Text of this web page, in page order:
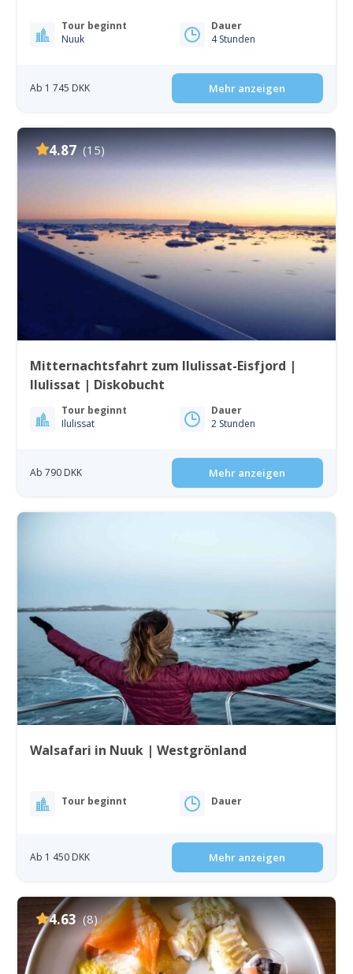
Tour beginnt
Nuuk
Dauer
4 Stunden
Ab 1 745 DKK Mehr anzeigen
4.87 (15)
Mitternachtsfahrt zum Ilulissat-Eisfjord |
Ilulissat | Diskobucht
Tour beginnt
Ilulissat
Dauer
2 Stunden
Ab 790 DKK Mehr anzeigen
Walsafari in Nuuk | Westgrönland
Tour beginnt Dauer
Ab 1 450 DKK Mehr anzeigen
4.63 (8)